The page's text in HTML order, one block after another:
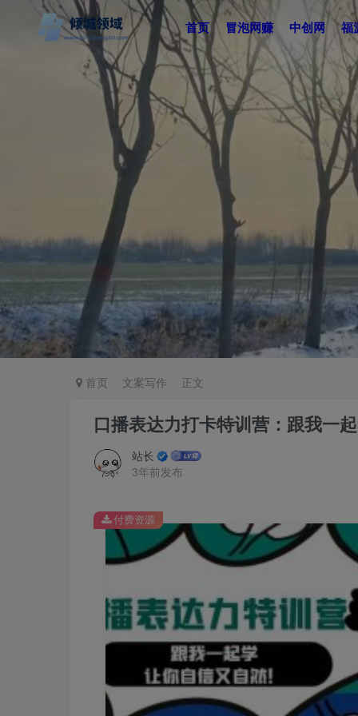
首页 冒泡网赚 中创网 福
首页 文案写作 正文
口播表达力打卡特训营：跟我一
站长
3年前发布
付费资源